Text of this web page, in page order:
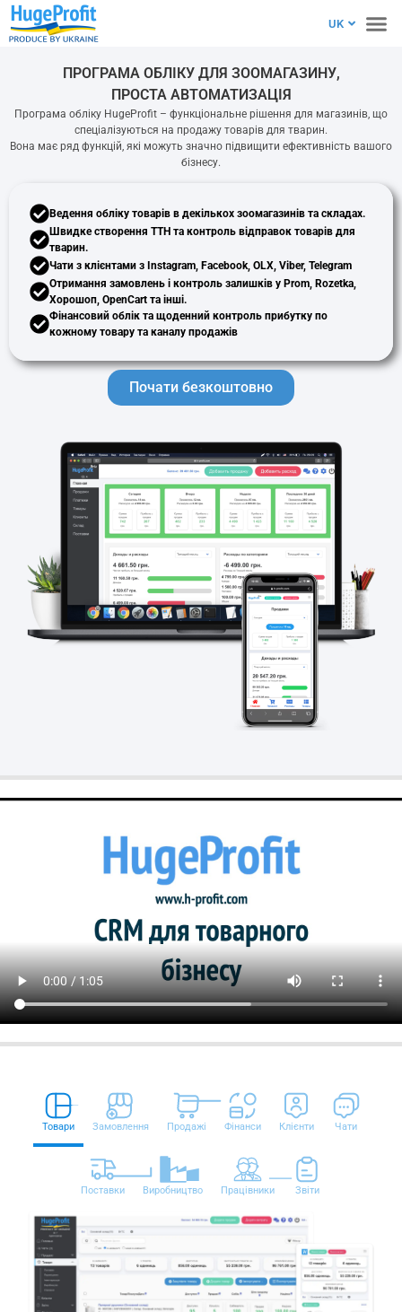
UK
PL
ПРОГРАМА ОБЛІКУ ДЛЯ ЗООМАГАЗИНУ,
ПРОСТА АВТОМАТИЗАЦІЯ
Програма обліку HugeProfit – функціональне рішення для магазинів, що
спеціалізуються на продажу товарів для тварин.
Вона має ряд функцій, які можуть значно підвищити ефективність вашого
бізнесу.
Ведення обліку товарів в декількох зоомагазинів та складах.
Швидке створення ТТН та контроль відправок товарів для
тварин.
Чати з клієнтами з Instagram, Facebook, OLX, Viber, Telegram
Отримання замовлень і контроль залишків у Prom, Rozetka,
Хорошоп, OpenCart та інші.
Фінансовий облік та щоденний контроль прибутку по
кожному товару та каналу продажів
Почати безкоштовно
Товари Замовлення Продажі Фінанси Клієнти Чати
Поставки Виробництво Працівники Звіти